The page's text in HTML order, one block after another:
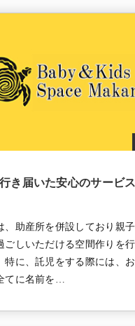
き届いた安心のサービ
、助産所を併設しており親
ごしいただける空間作りを
特に、託児をする際には、
てに名前を…